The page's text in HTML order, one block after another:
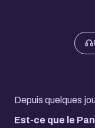
Depuis quelques
Est-ce que le